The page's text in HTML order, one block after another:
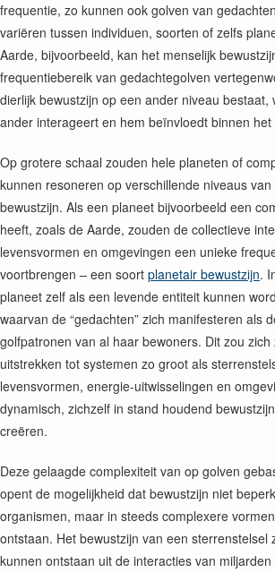
frequentie, zo kunnen ook golven van
variëren tussen individuen, soorten of zelfs
Aarde, bijvoorbeeld, kan het menselijk
frequentiebereik van gedachtegolven
dierlijk bewustzijn op een ander niveau bestaat,
ander interageert en hem beïnvloedt binnen
Op grotere schaal zouden hele planeten of
kunnen resoneren op verschillende niveaus
bewustzijn. Als een planeet bijvoorbeeld een
heeft, zoals de Aarde, zouden de collectieve
levensvormen en omgevingen een unieke
voortbrengen – een soort planetair bewustzijn.
planeet zelf als een levende entiteit kunnen
waarvan de “gedachten” zich manifesteren als
golfpatronen van al haar bewoners. Dit zou zich
uitstrekken tot systemen zo groot als
levensvormen, energie-uitwisselingen en
dynamisch, zichzelf in stand houdend
creëren.
Deze gelaagde complexiteit van op golven
opent de mogelijkheid dat bewustzijn niet
organismen, maar in steeds complexere
ontstaan. Het bewustzijn van een sterrenstelsel
kunnen ontstaan uit de interacties van